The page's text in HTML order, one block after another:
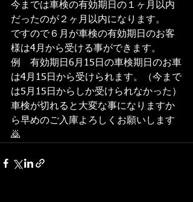
今までは車検の有効期日の１ヶ月以内
だったのが２ヶ月以内になります。
ですので６月が車検の有効期日のお客
様は4月から受ける事ができます。
例　有効期日6月15日の車検期日のお車
は4月15日から受けられます。（今まで
は5月15日からしか受けられなかった）
車検が切れると大変な事になりますか
ら早めのご入庫よろしくお願いします
🙇